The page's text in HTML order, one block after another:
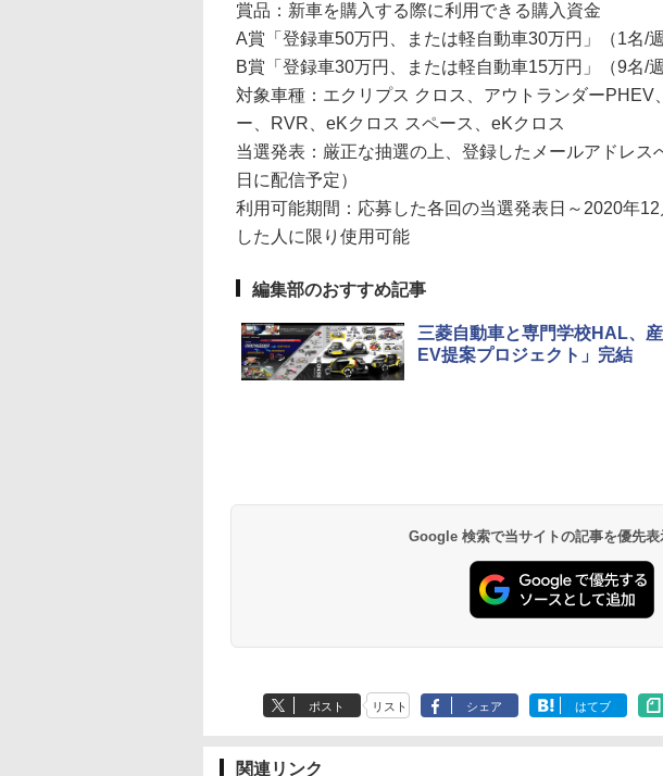
賞品：新車を購入する際に利用できる購入資金
A賞「登録車50万円、または軽自動車30万円」（1名/週
B賞「登録車30万円、または軽自動車15万円」（9名/週
対象車種：エクリプス クロス、アウトランダー
ー、RVR、eKクロス スペース、eKクロス
当選発表：厳正な抽選の上、登録したメールアドレス
日に配信予定）
利用可能期間：応募した各回の当選発表日～2020年
した人に限り使用可能
編集部のおすすめ記事
三菱自動車と専門学校HAL、
EV提案プロジェクト」完結
Google 検索で当サイトの記事を優先表
ポスト リスト シェア はてブ
関連リンク